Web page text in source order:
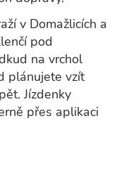
v Domažlicích a
pod
na vrchol
plánujete vzít
Jízdenky
přes aplikaci